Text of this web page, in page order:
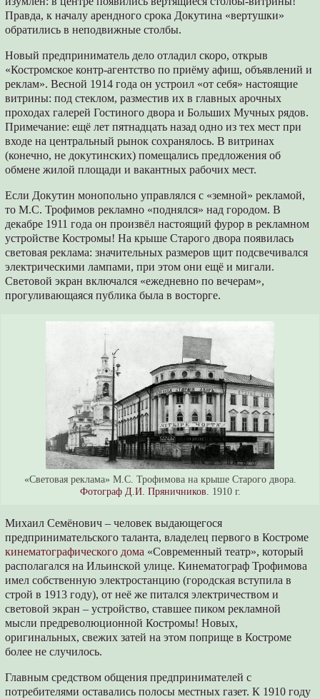
Правда, к началу арендного срока Докутина «вертушки»
обратились в неподвижные столбы.
Новый предприниматель дело отладил скоро, открыв
«Костромское контр-агентство по приёму афиш, объявлений и
реклам». Весной 1914 года он устроил «от себя» настоящие
витрины: под стеклом, разместив их в главных арочных
проходах галерей Гостиного двора и Больших Мучных рядов.
Примечание: ещё лет пятнадцать назад одно из тех мест при
входе на центральный рынок сохранялось. В витринах
(конечно, не докутинских) помещались предложения об
обмене жилой площади и вакантных рабочих мест.
Если Докутин монопольно управлялся с «земной» рекламой,
то М.С. Трофимов рекламно «поднялся» над городом. В
декабре 1911 года он произвёл настоящий фурор в рекламном
устройстве Костромы! На крыше Старого двора появилась
световая реклама: значительных размеров щит подсвечивался
электрическими лампами, при этом они ещё и мигали.
Световой экран включался «ежедневно по вечерам»,
прогуливающаяся публика была в восторге.
«Световая реклама» М.С. Трофимова на крыше Старого двора.
Фотограф Д.И. Пряничников. 1910 г.
Михаил Семёнович – человек выдающегося
предпринимательского таланта, владелец первого в Костроме
кинематографического дома «Современный театр», который
располагался на Ильинской улице. Кинематограф Трофимова
имел собственную электростанцию (городская вступила в
строй в 1913 году), от неё же питался электричеством и
световой экран – устройство, ставшее пиком рекламной
мысли предреволюционной Костромы! Новых,
оригинальных, свежих затей на этом поприще в Костроме
более не случилось.
Главным средством общения предпринимателей с
потребителями оставались полосы местных газет. К 1910 году